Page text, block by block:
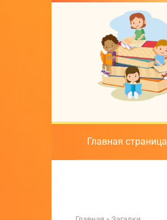
Главная страница